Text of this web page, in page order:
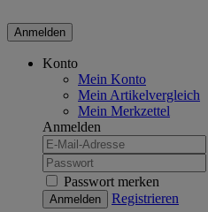
Anmelden
Konto
Mein Konto
Mein Artikelvergleich
Mein Merkzettel
Anmelden
Passwort merken
Anmelden Registrieren